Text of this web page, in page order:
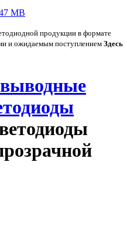
MB
продукции в формате
и ожидаемым поступлением Здесь